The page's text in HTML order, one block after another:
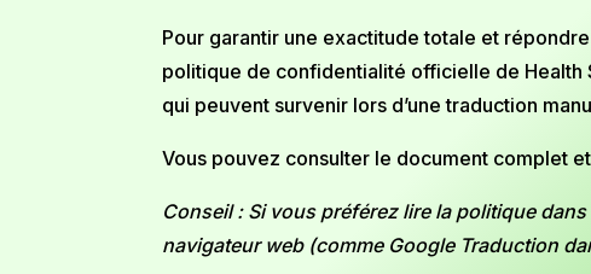
Pour garantir une exactitude totale et
politique de confidentialité officielle de Health
qui peuvent survenir lors d’une traduction
Vous pouvez consulter le document complet
Conseil : Si vous préférez lire la politique
navigateur web (comme Google Traduction